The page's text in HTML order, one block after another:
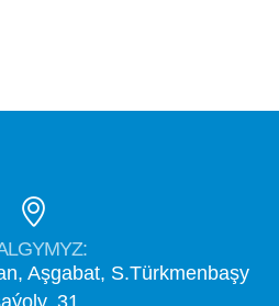
Aşgabat, S.Türkmenbaşy
31